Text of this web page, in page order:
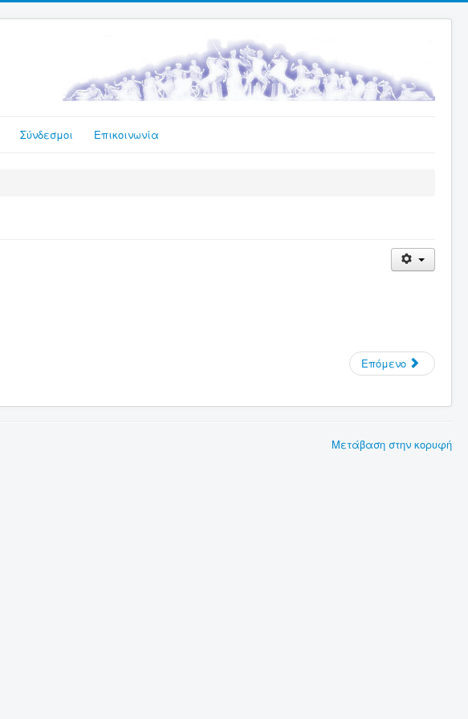
Σύνδεσμοι Επικοινωνία
Επόμενο
Μετάβαση στην κορυφή